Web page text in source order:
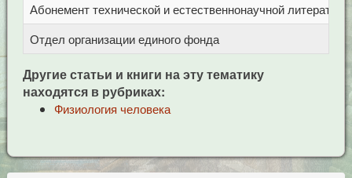
Абонемент технической и естественнонаучной литерат
Отдел организации единого фонда
Другие статьи и книги на эту тематику
находятся в рубриках:
Физиология человека